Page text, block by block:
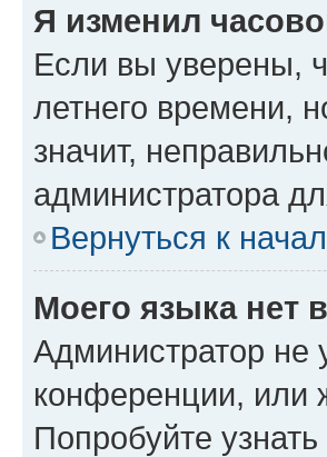
Я изменил
Если вы уверены,
летнего времени,
значит,
администратора
Вернуться к
Моего языка нет
Администратор не
конференции, или
Попробуйте